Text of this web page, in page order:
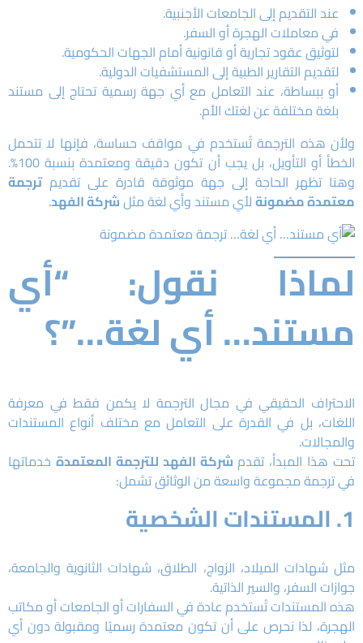
عند التقديم إلى الجامعات الأجنبية.
في معاملات الهجرة أو السفر.
لتوثيق عقود تجارية أو قانونية أمام الجهات الحكومية.
لتقديم التقارير الطبية إلى المستشفيات الدولية.
أو ببساطة، عند التعامل مع أي جهة رسمية تحتاج إلى مستند
بلغة مختلفة عن لغتك الأم.
ولأن هذه الترجمة تُستخدم في مواقف حساسة، فإنها لا تتحمل
الخطأ أو التأويل، بل يجب أن تكون دقيقة ومعتمدة بنسبة 100%.
وهنا تظهر الحاجة إلى جهة موثوقة قادرة على تقديم ترجمة
معتمدة مضمونةلأي مستند وأي لغة مثلشركة الفهد.
لماذا نقول: “أي
مستند… أي لغة…”؟
الاحتراف الحقيقي في مجال الترجمة لا يكمن فقط في معرفة
اللغات، بل في القدرة على التعامل مع مختلف أنواع المستندات
والمجالات.
تحت هذا المبدأ، تقدم شركة الفهد للترجمة المعتمدة خدماتها
في ترجمة مجموعة واسعة من الوثائق تشمل:
1. المستندات الشخصية
مثل شهادات الميلاد، الزواج، الطلاق، شهادات الثانوية والجامعة،
جوازات السفر، والسير الذاتية.
هذه المستندات تُستخدم عادة في السفارات أو الجامعات أو مكاتب
الهجرة، لذا نحرص على أن تكون معتمدة رسميًا ومقبولة دون أي